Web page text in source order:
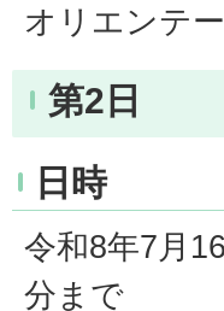
オリエンテ
第2日
日時
令和8年7月
分まで